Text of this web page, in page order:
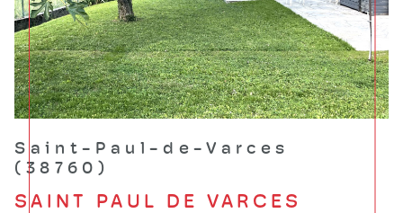
Saint-Paul-de-Varces
(38760)
SAINT PAUL DE VARCES